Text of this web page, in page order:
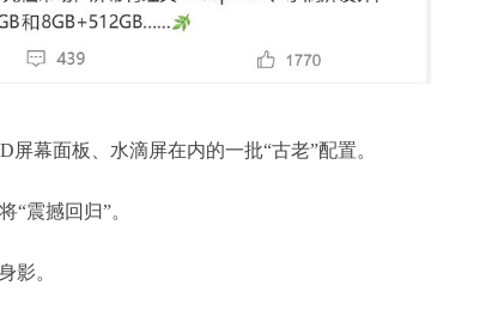
幕面板、水滴屏在内的一批“古老”配置。
“震撼回归”。
影。